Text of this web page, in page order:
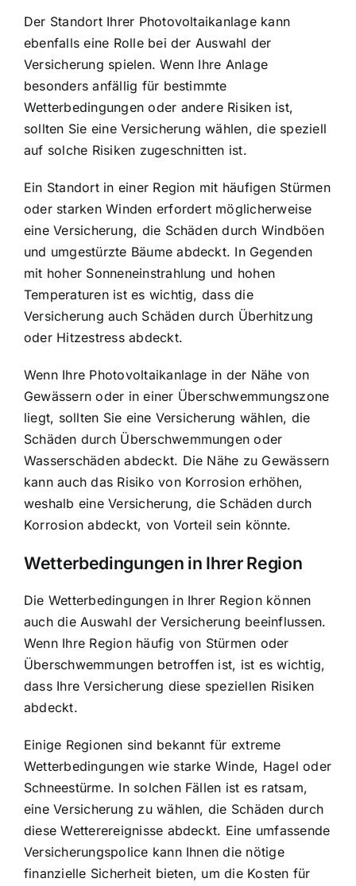
Der Standort Ihrer Photovoltaikanlage kann
ebenfalls eine Rolle bei der Auswahl der
Versicherung spielen. Wenn Ihre Anlage
besonders anfällig für bestimmte
Wetterbedingungen oder andere Risiken ist,
sollten Sie eine Versicherung wählen, die speziell
auf solche Risiken zugeschnitten ist.
Ein Standort in einer Region mit häufigen Stürmen
oder starken Winden erfordert möglicherweise
eine Versicherung, die Schäden durch Windböen
und umgestürzte Bäume abdeckt. In Gegenden
mit hoher Sonneneinstrahlung und hohen
Temperaturen ist es wichtig, dass die
Versicherung auch Schäden durch Überhitzung
oder Hitzestress abdeckt.
Wenn Ihre Photovoltaikanlage in der Nähe von
Gewässern oder in einer Überschwemmungszone
liegt, sollten Sie eine Versicherung wählen, die
Schäden durch Überschwemmungen oder
Wasserschäden abdeckt. Die Nähe zu Gewässern
kann auch das Risiko von Korrosion erhöhen,
weshalb eine Versicherung, die Schäden durch
Korrosion abdeckt, von Vorteil sein könnte.
Wetterbedingungen in Ihrer Region
Die Wetterbedingungen in Ihrer Region können
auch die Auswahl der Versicherung beeinflussen.
Wenn Ihre Region häufig von Stürmen oder
Überschwemmungen betroffen ist, ist es wichtig,
dass Ihre Versicherung diese speziellen Risiken
abdeckt.
Einige Regionen sind bekannt für extreme
Wetterbedingungen wie starke Winde, Hagel oder
Schneestürme. In solchen Fällen ist es ratsam,
eine Versicherung zu wählen, die Schäden durch
diese Wetterereignisse abdeckt. Eine umfassende
Versicherungspolice kann Ihnen die nötige
finanzielle Sicherheit bieten, um die Kosten für